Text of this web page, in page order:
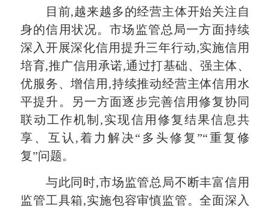
目前,越来越多的经营主体开始关注自
身的信用状况。市场监管总局一方面持续
深入开展深化信用提升三年行动,实施信用
培育,推广信用承诺,通过打基础、强主体、
优服务、增信用,持续推动经营主体信用水
平提升。另一方面逐步完善信用修复协同
联动工作机制,实现信用修复结果信息共
享、互认,着力解决“多头修复”“重复修
复”问题。
与此同时,市场监管总局不断丰富信用
监管工具箱,实施包容审慎监管。全面深入